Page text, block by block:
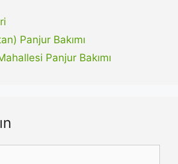
Panjur Bakımı
Panjur Bakımı